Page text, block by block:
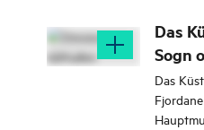
Das
Sogn
Das